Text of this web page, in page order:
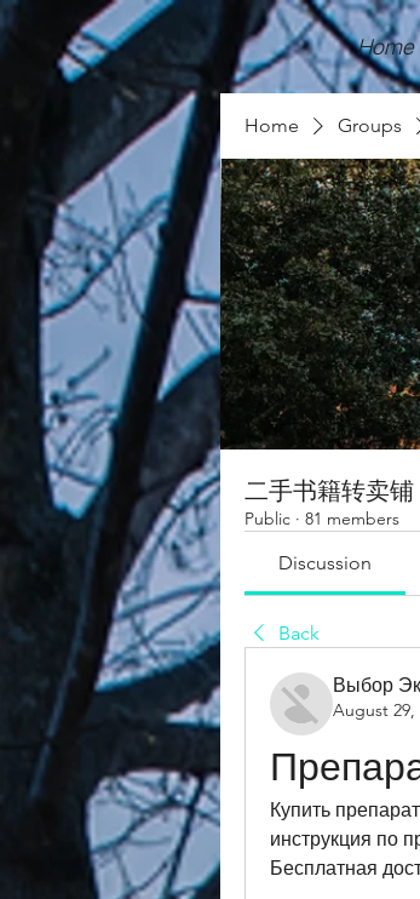
Home
Home Groups
二手书籍转卖铺
Public · 81 members
Discussion
Back
Выбор
August 29,
Купить
инструкция по
Бесплатная